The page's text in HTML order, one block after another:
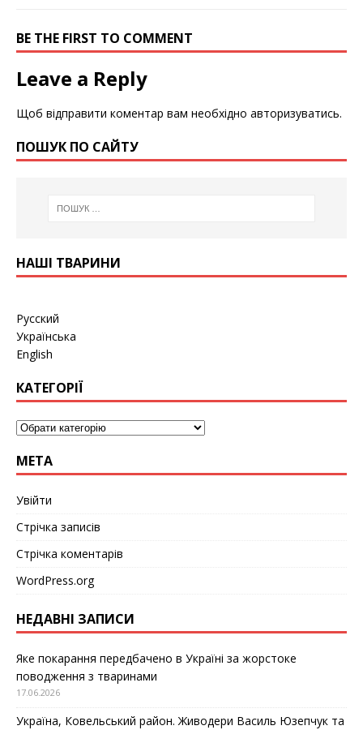
BE THE FIRST TO COMMENT
Leave a Reply
Щоб відправити коментар вам необхідно авторизуватись.
ПОШУК ПО САЙТУ
НАШІ ТВАРИНИ
Русский
Українська
English
КАТЕГОРІЇ
МЕТА
Увійти
Стрічка записів
Стрічка коментарів
WordPress.org
НЕДАВНІ ЗАПИСИ
Яке покарання передбачено в Україні за жорстоке
поводження з тваринами
17.06.2026
Україна, Ковельський район. Живодери Василь Юзепчук та